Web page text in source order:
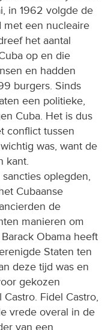
in 1962 volgde de
met een nucleaire
het aantal
op en die
en hadden
burgers. Sinds
een politieke,
Cuba. Het is dus
conflict tussen
was, want de
kant.
oplegden,
Cubaanse
de
manieren om
Obama heeft
Staten ten
deze tijd was en
gekozen
Fidel Castro,
vrede overal in de
van een